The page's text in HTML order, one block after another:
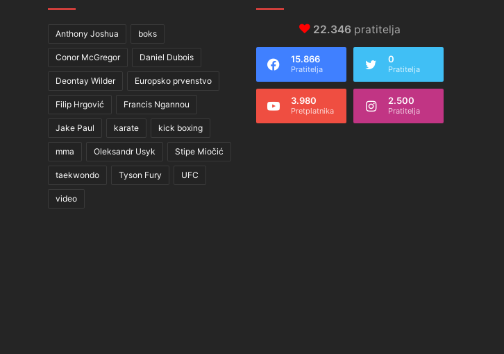
Anthony Joshua boks
Conor McGregor Daniel Dubois
Deontay Wilder Europsko prvenstvo
Filip Hrgović Francis Ngannou
Jake Paul karate kick boxing
mma Oleksandr Usyk Stipe Miočić
taekwondo Tyson Fury UFC
video
22.346 pratitelja
15.866
Pratitelja
0
Pratitelja
3.980
Pretplatnika
2.500
Pratitelja